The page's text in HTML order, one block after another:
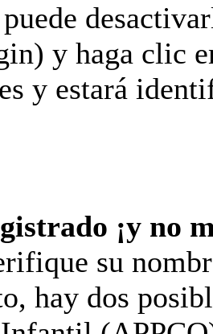
y haga clic
y estará
¡y no
su
hay dos